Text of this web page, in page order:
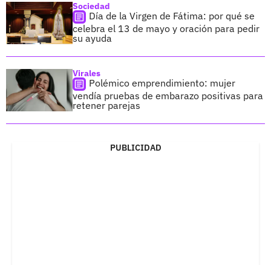
Sociedad
Día de la Virgen de Fátima: por qué se
celebra el 13 de mayo y oración para pedir
su ayuda
Virales
Polémico emprendimiento: mujer
vendía pruebas de embarazo positivas para
retener parejas
PUBLICIDAD